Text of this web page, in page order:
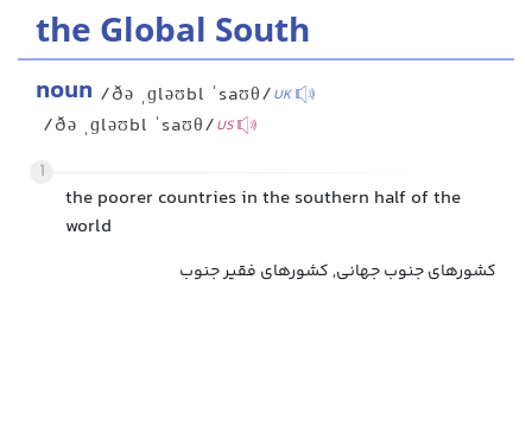
the Global South
noun /ðə ˌɡləʊbl ˈsaʊθ/UK
/ðə ˌɡləʊbl ˈsaʊθ/US
1
the poorer countries in the southern half of the
world
کشورهای جنوب جهانی, کشورهای فقیر جنوب